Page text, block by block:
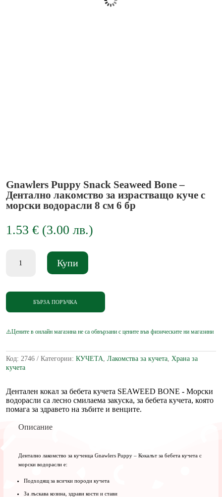
Gnawlers Puppy Snack Seaweed Bone –
Дентално лакомство за израстващо куче с
морски водорасли 8 см 6 бр
1.53 € (3.00 лв.)
лакомство
израстващо
куче
с
8
см
6
Купи
БЪРЗА ПОРЪЧКА
Код: 2746 Категории: КУЧЕТА Лакомства за кучета, Храна за
кучета
Дентален кокал за бебета кучета SEAWEED BONE - Морски
водорасли са лесно смилаема закуска, за бебета кучета, която
помага за здравето на зъбите и венците.
Описание
Дентално лакомство за кученца Gnawlers Puppy – Кокалът за бебета кучета с
морски водорасли е:
Подходящ за всички породи кучета
За лъскава козина, здрави кости и стави